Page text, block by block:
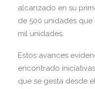
alcanzado en su
de 500 unidades
mil unidades.
Estos avances
encontrado
que se gesta desde